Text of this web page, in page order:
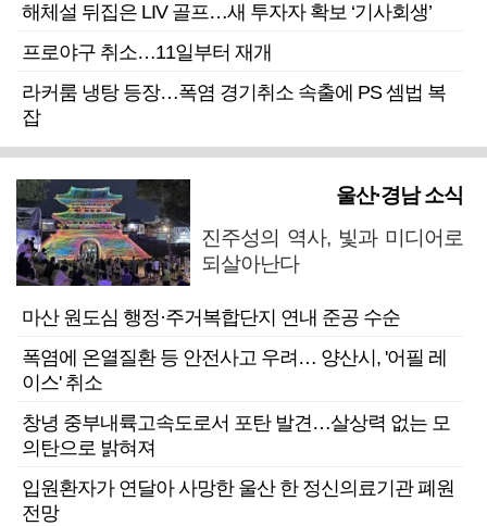
해체설 뒤집은 LIV 골프…새 투자자 확보 ‘기사회생’
프로야구 취소…11일부터 재개
라커룸 냉탕 등장…폭염 경기취소 속출에 PS 셈법 복
잡
울산·경남 소식
진주성의 역사, 빛과 미디어로
되살아난다
마산 원도심 행정·주거복합단지 연내 준공 수순
폭염에 온열질환 등 안전사고 우려… 양산시, '어필 레
이스' 취소
창녕 중부내륙고속도로서 포탄 발견…살상력 없는 모
의탄으로 밝혀져
입원환자가 연달아 사망한 울산 한 정신의료기관 폐원
전망